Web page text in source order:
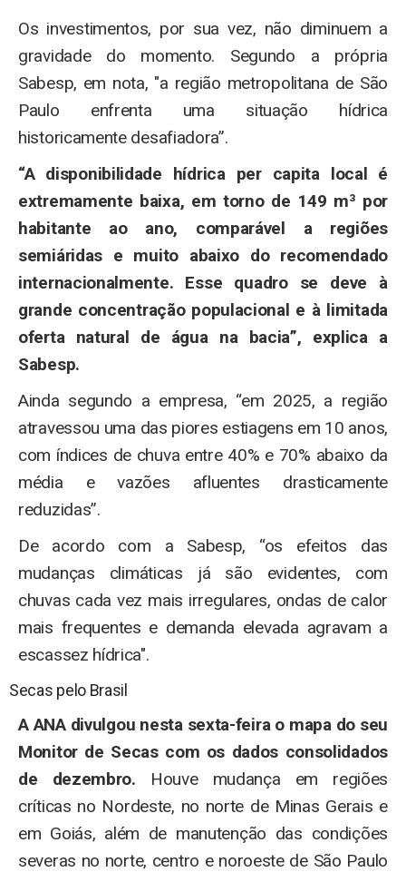
Os investimentos, por sua vez, não diminuem a
gravidade do momento. Segundo a própria
Sabesp, em nota, "a região metropolitana de São
Paulo enfrenta uma situação hídrica
historicamente desafiadora”.
“A disponibilidade hídrica per capita local é
extremamente baixa, em torno de 149 m³ por
habitante ao ano, comparável a regiões
semiáridas e muito abaixo do recomendado
internacionalmente. Esse quadro se deve à
grande concentração populacional e à limitada
oferta natural de água na bacia”, explica a
Sabesp.
Ainda segundo a empresa, “em 2025, a região
atravessou uma das piores estiagens em 10 anos,
com índices de chuva entre 40% e 70% abaixo da
média e vazões afluentes drasticamente
reduzidas”.
De acordo com a Sabesp, “os efeitos das
mudanças climáticas já são evidentes, com
chuvas cada vez mais irregulares, ondas de calor
mais frequentes e demanda elevada agravam a
escassez hídrica".
Secas pelo Brasil
A ANA divulgou nesta sexta-feira o mapa do seu
Monitor de Secas com os dados consolidados
de dezembro. Houve mudança em regiões
críticas no Nordeste, no norte de Minas Gerais e
em Goiás, além de manutenção das condições
severas no norte, centro e noroeste de São Paulo